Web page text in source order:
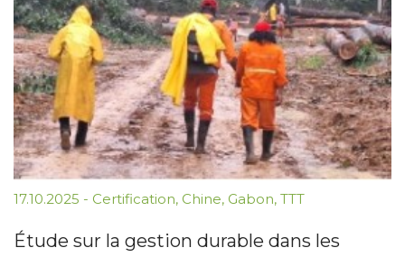
17.10.2025 - Certification, Chine, Gabon, TTT
Étude sur la gestion durable dans les